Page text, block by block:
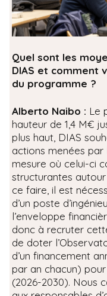
Quel sont les
DIAS et comment
du programme ?
Alberto Naibo : Le
hauteur de 1,4 M€
plus haut, DIAS
actions menées par
mesure où celui-ci
structurantes autour
ce faire, il est
d’un poste
l’enveloppe
donc à recruter
de doter
d’un financement
par an chacun)
(2026-2030). Nous